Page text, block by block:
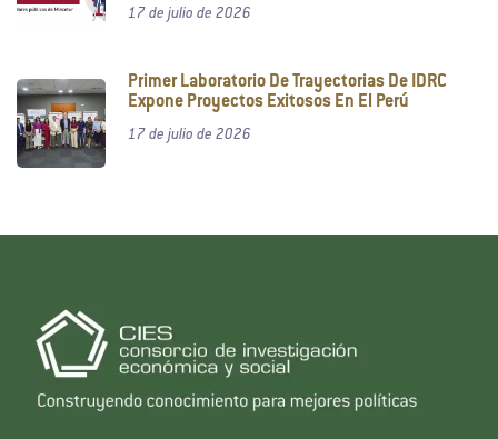
17 de julio de 2026
Primer Laboratorio De Trayectorias De IDRC
Expone Proyectos Exitosos En El Perú
17 de julio de 2026